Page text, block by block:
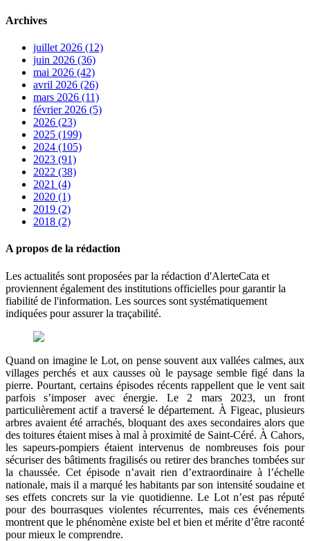
Archives
juillet 2026 (12)
juin 2026 (36)
mai 2026 (42)
avril 2026 (26)
mars 2026 (11)
février 2026 (5)
2026 (23)
2025 (199)
2024 (105)
2023 (91)
2022 (38)
2021 (4)
2020 (1)
2019 (2)
2018 (2)
A propos de la rédaction
Les actualités sont proposées par la rédaction d'AlerteCata et
proviennent également des institutions officielles pour garantir la
fiabilité de l'information. Les sources sont systématiquement
indiquées pour assurer la traçabilité.
Quand on imagine le Lot, on pense souvent aux vallées calmes, aux
villages perchés et aux causses où le paysage semble figé dans la
pierre. Pourtant, certains épisodes récents rappellent que le vent sait
parfois s’imposer avec énergie. Le 2 mars 2023, un front
particulièrement actif a traversé le département. À Figeac, plusieurs
arbres avaient été arrachés, bloquant des axes secondaires alors que
des toitures étaient mises à mal à proximité de Saint-Céré. À Cahors,
les sapeurs-pompiers étaient intervenus de nombreuses fois pour
sécuriser des bâtiments fragilisés ou retirer des branches tombées sur
la chaussée. Cet épisode n’avait rien d’extraordinaire à l’échelle
nationale, mais il a marqué les habitants par son intensité soudaine et
ses effets concrets sur la vie quotidienne. Le Lot n’est pas réputé
pour des bourrasques violentes récurrentes, mais ces événements
montrent que le phénomène existe bel et bien et mérite d’être raconté
pour mieux le comprendre.